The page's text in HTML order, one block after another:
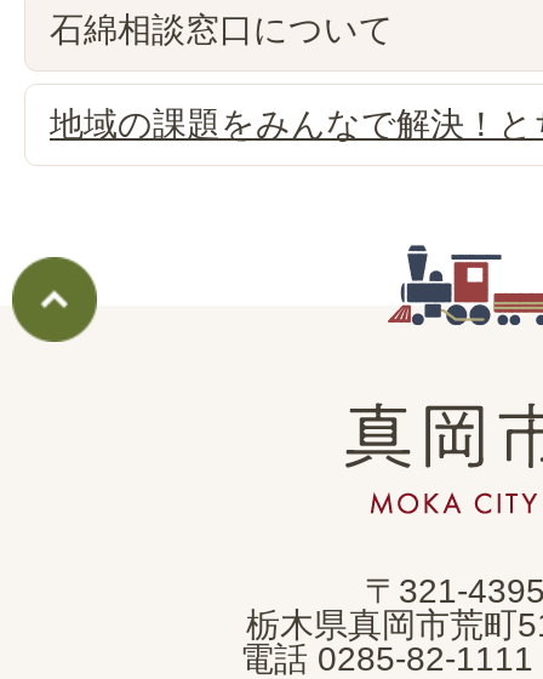
石綿相談窓口について
地域の課題をみんなで解決！
真
岡
市
CITY
〒321-
栃木県真岡市荒町
電話 0285-82-1111